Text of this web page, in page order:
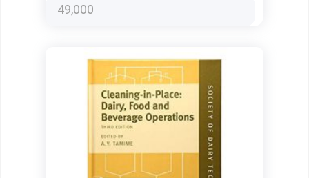
49,000